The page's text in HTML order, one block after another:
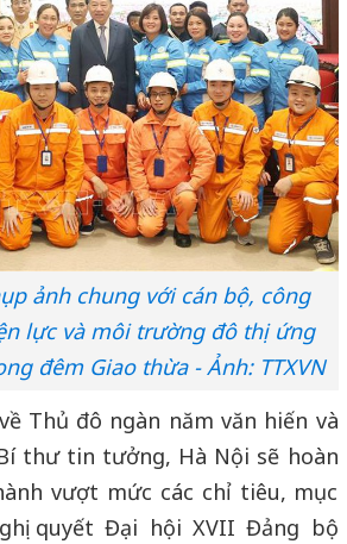
ảnh chung với cán bộ, công
lực và môi trường đô thị ứng
đêm Giao thừa - Ảnh: TTXVN
Thủ đô ngàn năm văn hiến và
thư tin tưởng, Hà Nội sẽ hoàn
vượt mức các chỉ tiêu, mục
quyết Đại hội XVII Đảng bộ